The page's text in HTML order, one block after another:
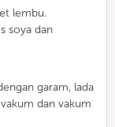
lembu.
soya dan
garam, lada
dan vakum